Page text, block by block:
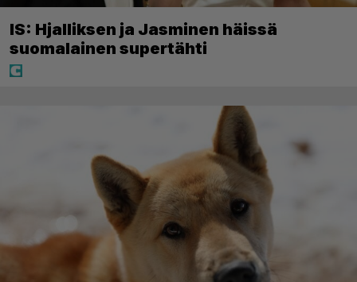
IS: Hjalliksen ja Jasminen häissä
suomalainen supertähti